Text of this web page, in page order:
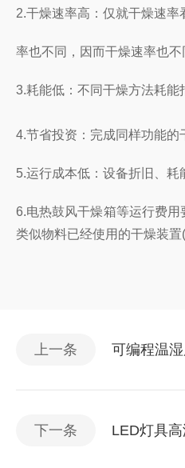
2.干燥速率高：仅就干燥速
率也不同，因而干燥速率也
3.耗能低：不同干燥方法耗
4.节省投资：完成同样功能
5.运行成本低：设备折旧、
6.电热鼓风干燥箱等运行费
类似物料已经使用的干燥装
上一条 可编程温
下一条 LED灯具